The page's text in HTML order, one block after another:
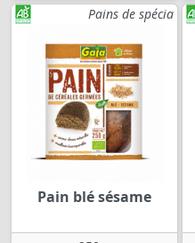
Pains de spécia
Pain blé sésame